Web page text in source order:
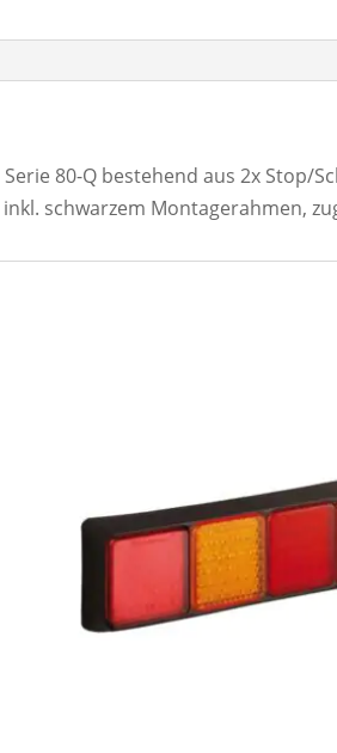
Serie 80-Q bestehend aus 2x
schwarzem Montagerahmen,